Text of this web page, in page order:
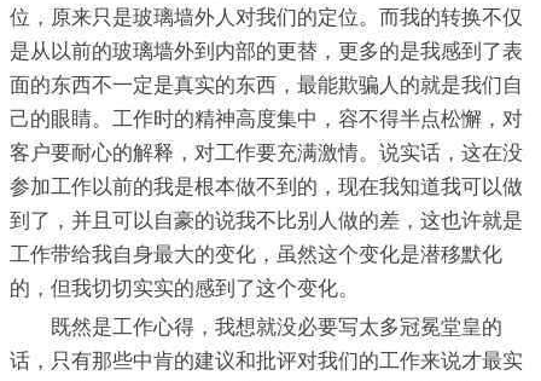
位，原来只是玻璃墙外人对我们的定位。而我的转换不仅
是从以前的玻璃墙外到内部的更替，更多的是我感到了表
面的东西不一定是真实的东西，最能欺骗人的就是我们自
己的眼睛。工作时的精神高度集中，容不得半点松懈，对
客户要耐心的解释，对工作要充满激情。说实话，这在没
参加工作以前的我是根本做不到的，现在我知道我可以做
到了，并且可以自豪的说我不比别人做的差，这也许就是
工作带给我自身最大的变化，虽然这个变化是潜移默化
的，但我切切实实的感到了这个变化。
既然是工作心得，我想就没必要写太多冠冕堂皇的
话，只有那些中肯的建议和批评对我们的工作来说才最实